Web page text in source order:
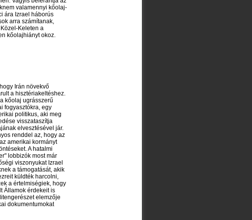
valamennyi kőolaj-
ára Izrael háborús
arra számítanak,
Keleten a
kőolajhiányt okoz.
Irán növekvő
a hisztériakeltéshez.
kőolaj ugrásszerű
fogyasztókra, egy
politikus, aki meg
visszataszítja
elvesztésével jár.
renddel az, hogy az
amerikai kormányt
A hatalmi
lobbizók most már
viszonyukat Izrael
a támogatását, akik
küldték harcolni,
a értelmiségiek, hogy
Államok érdekeit is
elemzője
dokumentumokat